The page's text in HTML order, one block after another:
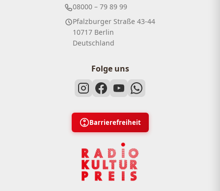
08000 – 79 89 99
Pfalzburger Straße 43-44
10717 Berlin
Deutschland
Folge uns
Barrierefreiheit